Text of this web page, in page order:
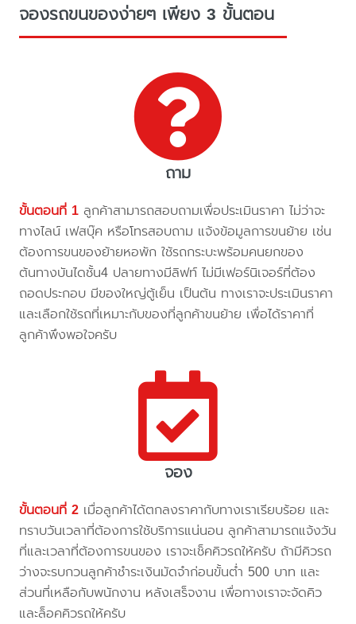
จองรถขนของง่ายๆ เพียง 3 ขั้นตอน
ถาม
ขั้นตอนที่ 1 ลูกค้าสามารถสอบถามเพื่อประเมินราคา ไม่ว่าจะ
ทางไลน์ เฟสบุ๊ค หรือโทรสอบถาม แจ้งข้อมูลการขนย้าย เช่น
ต้องการขนของย้ายหอพัก ใช้รถกระบะพร้อมคนยกของ
ต้นทางบันไดชั้น4 ปลายทางมีลิฟท์ ไม่มีเฟอร์นิเจอร์ที่ต้อง
ถอดประกอบ มีของใหญ่ตู้เย็น เป็นต้น ทางเราจะประเมินราคา
และเลือกใช้รถที่เหมาะกับของที่ลูกค้าขนย้าย เพื่อได้ราคาที่
ลูกค้าพึงพอใจครับ
จอง
ขั้นตอนที่ 2 เมื่อลูกค้าได้ตกลงราคากับทางเราเรียบร้อย และ
ทราบวันเวลาที่ต้องการใช้บริการแน่นอน ลูกค้าสามารถแจ้งวัน
ที่และเวลาที่ต้องการขนของ เราจะเช็คคิวรถให้ครับ ถ้ามีคิวรถ
ว่างจะรบกวนลูกค้าชำระเงินมัดจำก่อนขั้นต่ำ 500 บาท และ
ส่วนที่เหลือกับพนักงาน หลังเสร็จงาน เพื่อทางเราจะจัดคิว
และล็อคคิวรถให้ครับ